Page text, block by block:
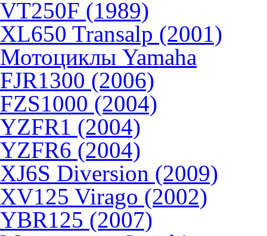
VT250F (1989)
XL650 Transalp (2001)
Мотоциклы Yamaha
FJR1300 (2006)
FZS1000 (2004)
YZFR1 (2004)
YZFR6 (2004)
XJ6S Diversion (2009)
XV125 Virago (2002)
YBR125 (2007)